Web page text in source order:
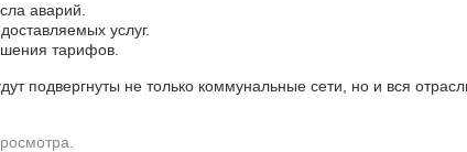
аварий.
услуг.
тарифов.
подвергнуты не только коммунальные сети, но и вся